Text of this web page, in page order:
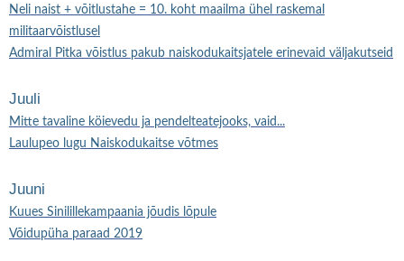
Neli naist + võitlustahe = 10. koht maailma ühel raskemal
militaarvõistlusel
Admiral Pitka võistlus pakub naiskodukaitsjatele erinevaid väljakutseid
Juuli
Mitte tavaline köievedu ja pendelteatejooks, vaid...
Laulupeo lugu Naiskodukaitse võtmes
Juuni
Kuues Sinilillekampaania jõudis lõpule
Võidupüha paraad 2019